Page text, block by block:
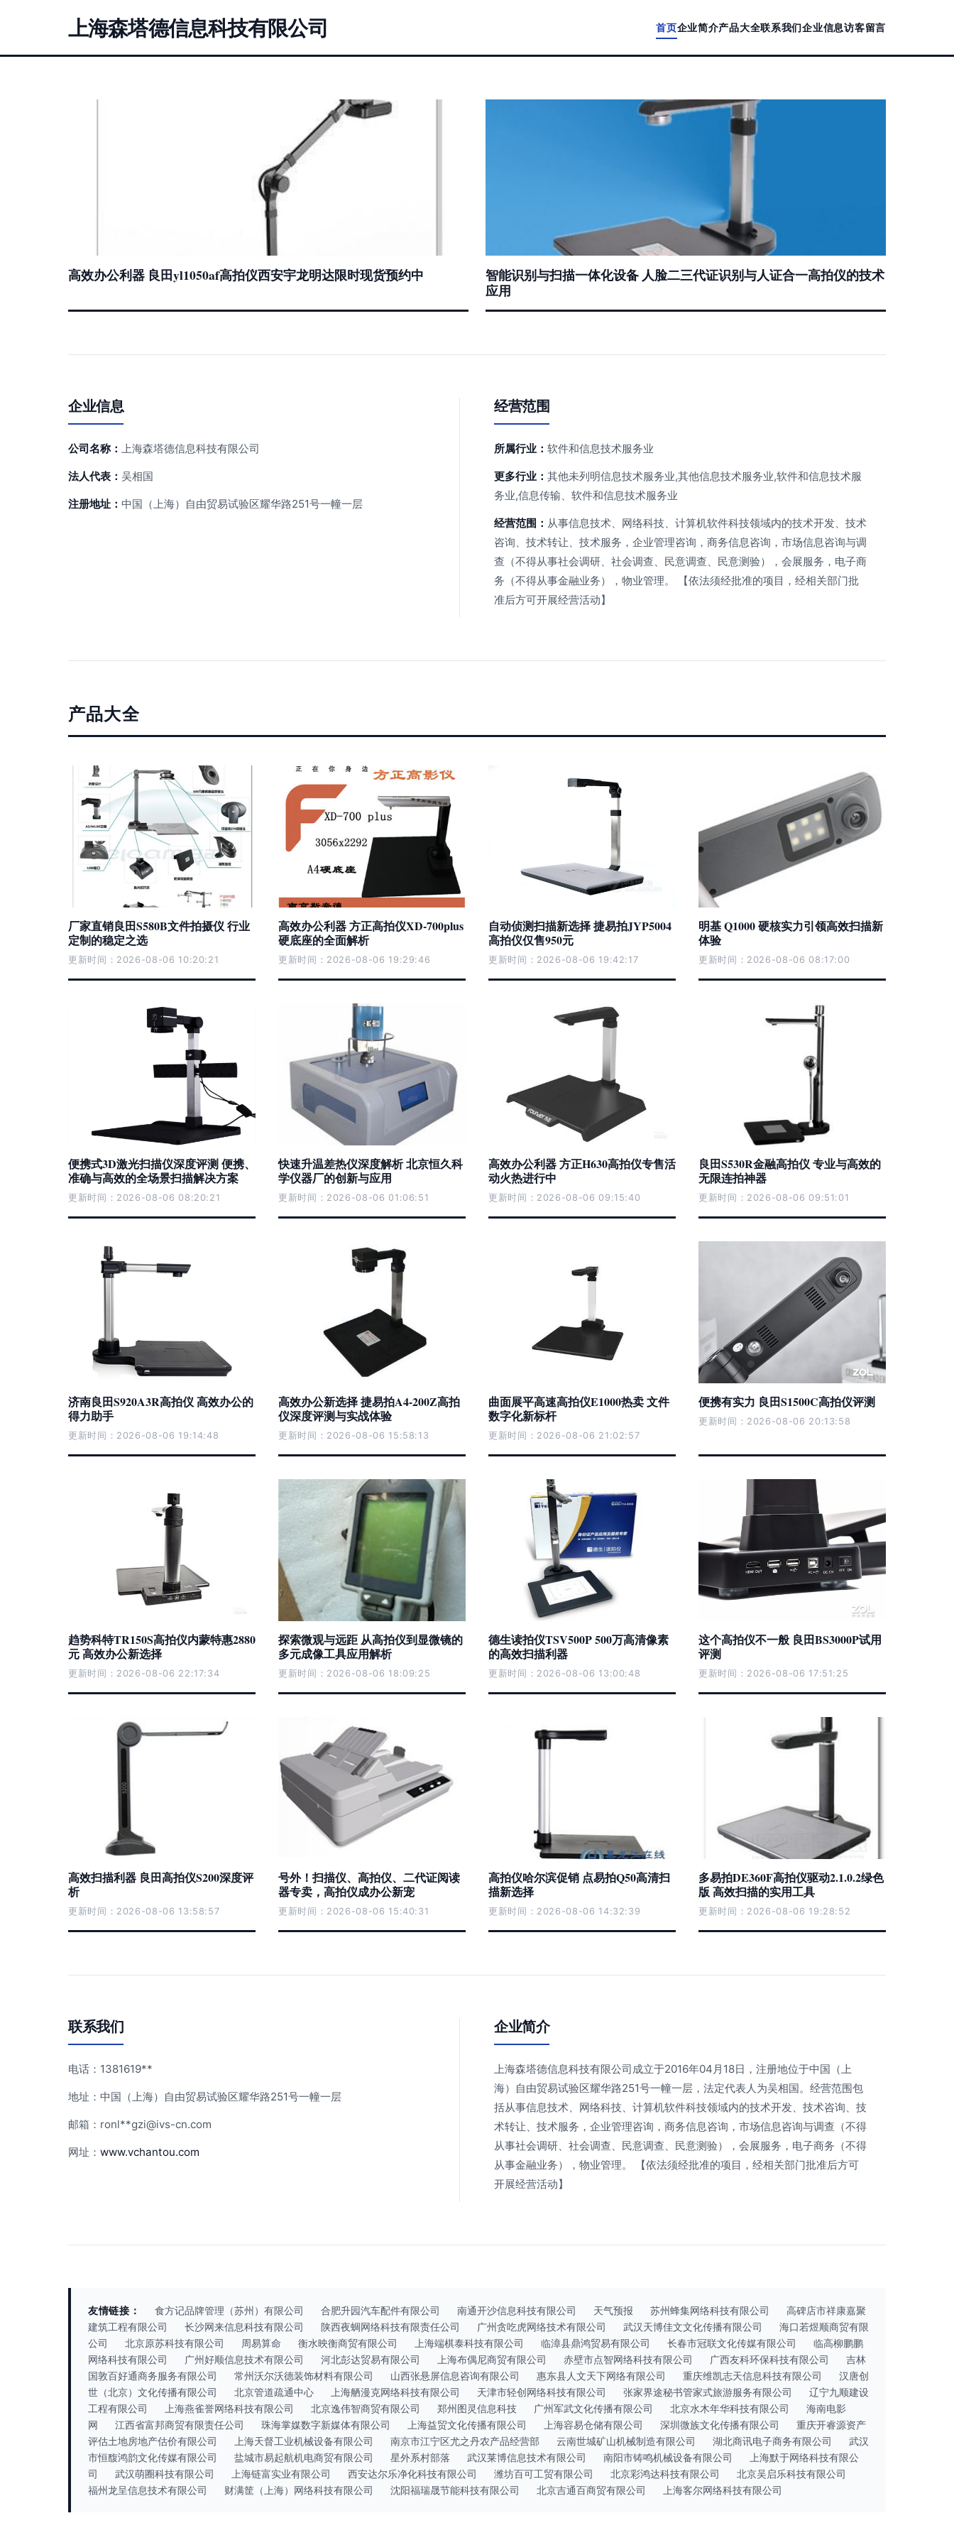
上海森塔德信息科技有限公司 首页企业简介产品大全联系我们企业信息访客留言
高效办公利器 良田yl1050af高拍仪西安宇龙明达限时现货预约中
智能识别与扫描一体化设备 人脸二三代证识别与人证合一高拍仪的技术
应用
企业信息
公司名称： 上海森塔德信息科技有限公司
法人代表： 吴相国
注册地址： 中国（上海）自由贸易试验区耀华路251号一幢一层
经营范围
所属行业： 软件和信息技术服务业
更多行业： 其他未列明信息技术服务业,其他信息技术服务业,软件和信息技术服
务业,信息传输、软件和信息技术服务业
经营范围： 从事信息技术、网络科技、计算机软件科技领域内的技术开发、技术
咨询、技术转让、技术服务，企业管理咨询，商务信息咨询，市场信息咨询与调
查（不得从事社会调研、社会调查、民意调查、民意测验），会展服务，电子商
务（不得从事金融业务），物业管理。 【依法须经批准的项目，经相关部门批
准后方可开展经营活动】
产品大全
厂家直销良田S580B文件拍摄仪 行业
定制的稳定之选
更新时间：2026-08-06 10:20:21
高效办公利器 方正高拍仪XD-700plus
硬底座的全面解析
更新时间：2026-08-06 19:29:46
自动侦测扫描新选择 捷易拍JYP5004
高拍仪仅售950元
更新时间：2026-08-06 19:42:17
明基 Q1000 硬核实力引领高效扫描新
体验
更新时间：2026-08-06 08:17:00
便携式3D激光扫描仪深度评测 便携、
准确与高效的全场景扫描解决方案
更新时间：2026-08-06 08:20:21
快速升温差热仪深度解析 北京恒久科
学仪器厂的创新与应用
更新时间：2026-08-06 01:06:51
高效办公利器 方正H630高拍仪专售活
动火热进行中
更新时间：2026-08-06 09:15:40
良田S530R金融高拍仪 专业与高效的
无限连拍神器
更新时间：2026-08-06 09:51:01
济南良田S920A3R高拍仪 高效办公的
得力助手
更新时间：2026-08-06 19:14:48
高效办公新选择 捷易拍A4-200Z高拍
仪深度评测与实战体验
更新时间：2026-08-06 15:58:13
曲面展平高速高拍仪E1000热卖 文件
数字化新标杆
更新时间：2026-08-06 21:02:57
便携有实力 良田S1500C高拍仪评测
更新时间：2026-08-06 20:13:58
趋势科特TR150S高拍仪内蒙特惠2880
元 高效办公新选择
更新时间：2026-08-06 22:17:34
探索微观与远距 从高拍仪到显微镜的
多元成像工具应用解析
更新时间：2026-08-06 18:09:25
德生读拍仪TSV500P 500万高清像素
的高效扫描利器
更新时间：2026-08-06 13:00:48
这个高拍仪不一般 良田BS3000P试用
评测
更新时间：2026-08-06 17:51:25
高效扫描利器 良田高拍仪S200深度评
析
更新时间：2026-08-06 13:58:57
号外！扫描仪、高拍仪、二代证阅读
器专卖，高拍仪成办公新宠
更新时间：2026-08-06 15:40:31
高拍仪哈尔滨促销 点易拍Q50高清扫
描新选择
更新时间：2026-08-06 14:32:39
多易拍DE360F高拍仪驱动2.1.0.2绿色
版 高效扫描的实用工具
更新时间：2026-08-06 19:28:52
联系我们
电话：1381619**
地址：中国（上海）自由贸易试验区耀华路251号一幢一层
邮箱：ronl**gzi@ivs-cn.com
网址： www.vchantou.com
企业简介
上海森塔德信息科技有限公司成立于2016年04月18日，注册地位于中国（上
海）自由贸易试验区耀华路251号一幢一层，法定代表人为吴相国。经营范围包
括从事信息技术、网络科技、计算机软件科技领域内的技术开发、技术咨询、技
术转让、技术服务，企业管理咨询，商务信息咨询，市场信息咨询与调查（不得
从事社会调研、社会调查、民意调查、民意测验），会展服务，电子商务（不得
从事金融业务），物业管理。 【依法须经批准的项目，经相关部门批准后方可
开展经营活动】
友情链接： 食方记品牌管理（苏州）有限公司 合肥升园汽车配件有限公司 南通开沙信息科技有限公司 天气预报 苏州蜂集网络科技有限公司
高碑店市祥康嘉聚
建筑工程有限公司
长沙网来信息科技有限公司 陕西夜蜩网络科技有限责任公司 广州贪吃虎网络技术有限公司 武汉天博佳文文化传播有限公司
海口若煜顺商贸有限
公司
北京原苏科技有限公司 周易算命 衡水映衡商贸有限公司 上海端棋泰科技有限公司 临漳县鼎鸿贸易有限公司 长春市冠联文化传媒有限公司
临高柳鹏鹏
网络科技有限公司
广州好顺信息技术有限公司 河北彭达贸易有限公司 上海布偶尼商贸有限公司 赤壁市点智网络科技有限公司 广西友科环保科技有限公司
吉林
国敦百好通商务服务有限公司
常州沃尔沃德装饰材料有限公司 山西张悬屏信息咨询有限公司 惠东县人文天下网络有限公司 重庆维凯志天信息科技有限公司
汉唐创
世（北京）文化传播有限公司
北京管道疏通中心 上海舾漫克网络科技有限公司 天津市轻创网络科技有限公司 张家界途秘书管家式旅游服务有限公司
辽宁九顺建设
工程有限公司
上海燕雀誉网络科技有限公司 北京逸伟智商贸有限公司 郑州图灵信息科技 广州军武文化传播有限公司 北京水木年华科技有限公司
海南电影
网
江西省富邦商贸有限责任公司 珠海掌媒数字新媒体有限公司 上海益贸文化传播有限公司 上海容易仓储有限公司 深圳微族文化传播有限公司
重庆开睿源资产
评估土地房地产估价有限公司
上海天督工业机械设备有限公司 南京市江宁区尤之丹农产品经营部 云南世城矿山机械制造有限公司 湖北商讯电子商务有限公司
武汉
市恒馥鸿韵文化传媒有限公司
盐城市易起航机电商贸有限公司 星外系村部落 武汉莱博信息技术有限公司 南阳市铸鸣机械设备有限公司
上海默于网络科技有限公
司
武汉萌圈科技有限公司 上海链富实业有限公司 西安达尔乐净化科技有限公司 潍坊百可工贸有限公司 北京彩鸿达科技有限公司
北京吴启乐科技有限公司
福州龙呈信息技术有限公司
财满筐（上海）网络科技有限公司 沈阳福瑞晟节能科技有限公司 北京吉通百商贸有限公司 上海客尔网络科技有限公司